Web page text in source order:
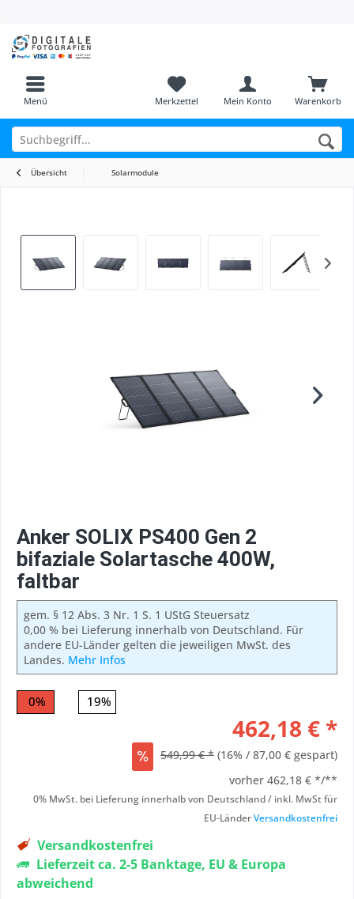
Menü Warenkorb
Merkzettel Mein Konto
Übersicht Solarmodule
Anker SOLIX PS400 Gen 2
bifaziale Solartasche 400W,
faltbar
gem. § 12 Abs. 3 Nr. 1 S. 1 UStG Steuersatz
0,00 % bei Lieferung innerhalb von Deutschland. Für
andere EU-Länder gelten die jeweiligen MwSt. des
Landes. Mehr Infos
0% 19%
462,18 € *
549,99 € * (16% / 87,00 € gespart)
vorher 462,18 € */**
0% MwSt. bei Lieferung innerhalb von Deutschland / inkl. MwSt für
EU-LänderVersandkostenfrei
Versandkostenfrei
Lieferzeit ca. 2-5 Banktage, EU & Europa
abweichend